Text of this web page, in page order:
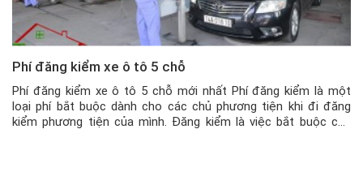
Phí đăng kiểm xe ô tô 5 chỗ
Phí đăng kiểm xe ô tô 5 chỗ mới nhất Phí đăng kiểm là một
loại phí bắt buộc dành cho các chủ phương tiện khi đi đăng
kiểm phương tiện của mình. Đăng kiểm là việc bắt buộc của